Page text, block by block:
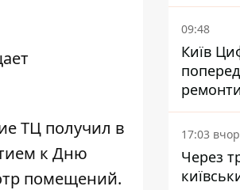
ТЦ получил в
к Дню
помещений.
09:48
Київ
17:03
Через